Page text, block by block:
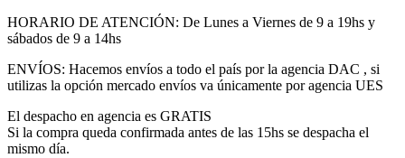
HORARIO DE ATENCIÓN: De Lunes a Viernes de 9 a 19hs y
sábados de 9 a 14hs
ENVÍOS: Hacemos envíos a todo el país por la agencia DAC , si
utilizas la opción mercado envíos va únicamente por agencia UES
El despacho en agencia es GRATIS
Si la compra queda confirmada antes de las 15hs se despacha el
mismo día.